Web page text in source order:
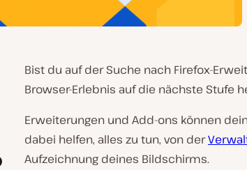
Bist du auf der Suche nach Firefox-
Browser-Erlebnis auf die nächste Stufe
Erweiterungen und Add-ons können
dabei helfen, alles zu tun, von der
Aufzeichnung deines Bildschirms.